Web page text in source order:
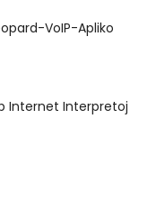
VoIP-Apliko
Internet Interpretoj